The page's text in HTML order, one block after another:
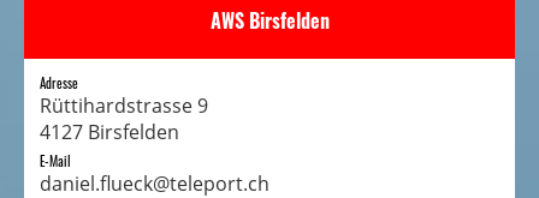
AWS Birsfelden
Adresse
Rüttihardstrasse 9
4127 Birsfelden
E-Mail
daniel.flueck@teleport.ch